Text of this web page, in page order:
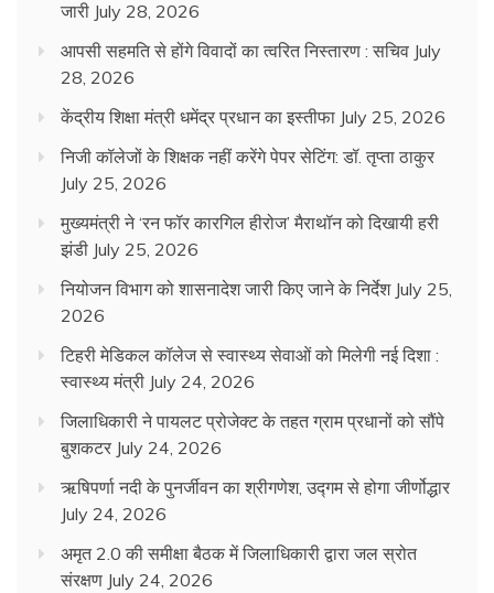
जारी July 28, 2026
आपसी सहमति से होंगे विवादों का त्वरित निस्तारण : सचिव July
28, 2026
केंद्रीय शिक्षा मंत्री धमेंद्र प्रधान का इस्तीफा July 25, 2026
निजी कॉलेजों के शिक्षक नहीं करेंगे पेपर सेटिंग: डॉ. तृप्ता ठाकुर
July 25, 2026
मुख्यमंत्री ने ‘रन फॉर कारगिल हीरोज’ मैराथॉन को दिखायी हरी
झंडी July 25, 2026
नियोजन विभाग को शासनादेश जारी किए जाने के निर्देश July 25,
2026
टिहरी मेडिकल कॉलेज से स्वास्थ्य सेवाओं को मिलेगी नई दिशा :
स्वास्थ्य मंत्री July 24, 2026
जिलाधिकारी ने पायलट प्रोजेक्ट के तहत ग्राम प्रधानों को सौंपे
बुशकटर July 24, 2026
ऋषिपर्णा नदी के पुनर्जीवन का श्रीगणेश, उद्गम से होगा जीर्णोद्धार
July 24, 2026
अमृत 2.0 की समीक्षा बैठक में जिलाधिकारी द्वारा जल स्रोत
संरक्षण July 24, 2026